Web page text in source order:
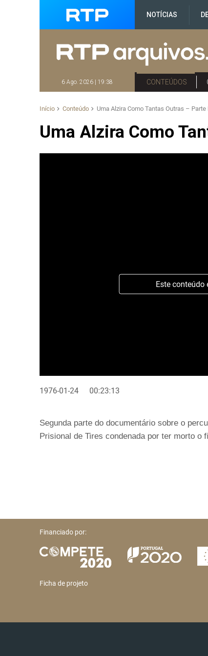
NOTÍCIAS
6 Ago. 2026 | 19:38 CONTEÚDOS
Início Conteúdo Uma Alzira Como Tantas Outras – Parte
Uma Alzira Como
Este
1976-01-24 00:23:13
Segunda parte do documentário sobre o
Prisional de Tires condenada por ter morto
Financiado por:
Ficha de projeto